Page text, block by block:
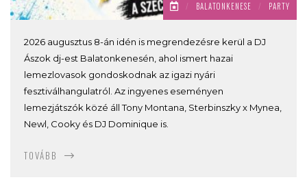
/ BALATONKENESE / PARTY
2026 augusztus 8-án idén is megrendezésre kerül a DJ
Ászok dj-est Balatonkenesén, ahol ismert hazai
lemezlovasok gondoskodnak az igazi nyári
fesztiválhangulatról. Az ingyenes eseményen
lemezjátszók közé áll Tony Montana, Sterbinszky x Mynea,
Newl, Cooky és DJ Dominique is.
TOVÁBB